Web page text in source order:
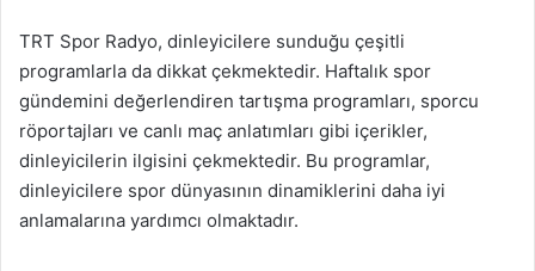
TRT Spor Radyo, dinleyicilere sunduğu çeşitli
programlarla da dikkat çekmektedir. Haftalık spor
gündemini değerlendiren tartışma programları, sporcu
röportajları ve canlı maç anlatımları gibi içerikler,
dinleyicilerin ilgisini çekmektedir. Bu programlar,
dinleyicilere spor dünyasının dinamiklerini daha iyi
anlamalarına yardımcı olmaktadır.